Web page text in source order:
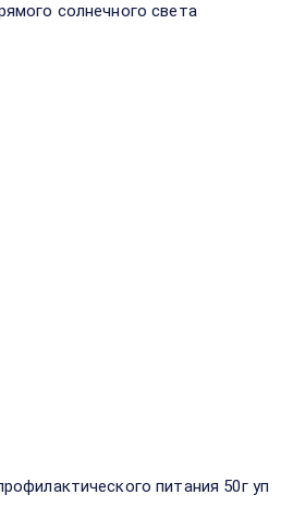
солнечного света
питания 50г уп